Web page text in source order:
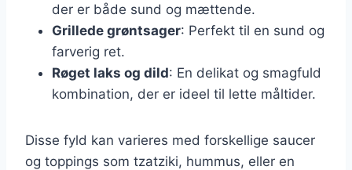
der er både sund og mættende.
Grillede grøntsager: Perfekt til en sund og
farverig ret.
Røget laks og dild: En delikat og smagfuld
kombination, der er ideel til lette måltider.
Disse fyld kan varieres med forskellige saucer
og toppings som tzatziki, hummus, eller en